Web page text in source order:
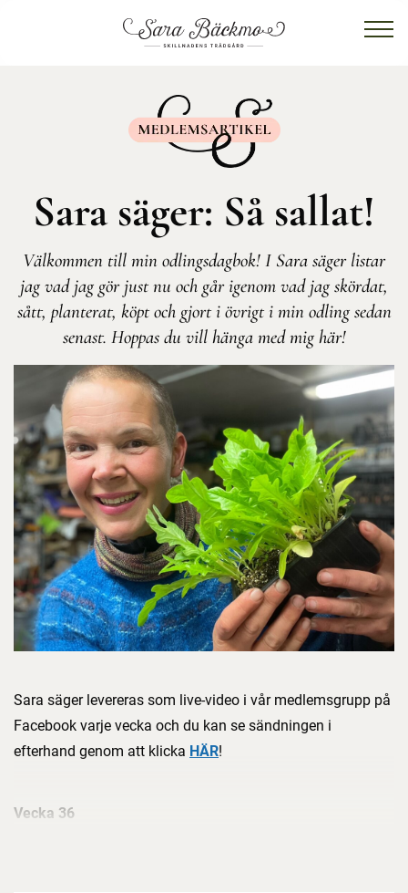
Sara säger: Så sallat!
Välkommen till min odlingsdagbok! I Sara säger listar
jag vad jag gör just nu och går igenom vad jag skördat,
sått, planterat, köpt och gjort i övrigt i min odling sedan
senast. Hoppas du vill hänga med mig här!
Sara säger levereras som live-video i vår medlemsgrupp på
Facebook varje vecka och du kan se sändningen i
efterhand genom att klicka HÄR!
Vecka 36